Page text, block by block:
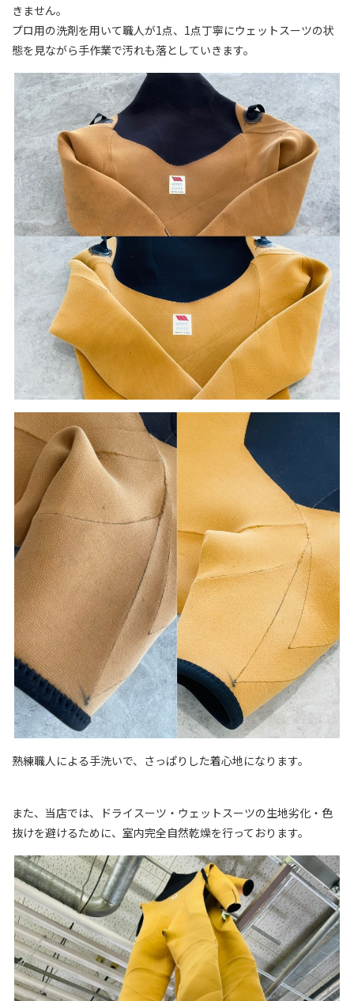
きません。
プロ用の洗剤を用いて職人が1点、1点丁寧にウェットスーツの状
態を見ながら手作業で汚れも落としていきます。
熟練職人による手洗いで、さっぱりした着心地になります。
また、当店では、ドライスーツ・ウェットスーツの生地劣化・色
抜けを避けるために、室内完全自然乾燥を行っております。